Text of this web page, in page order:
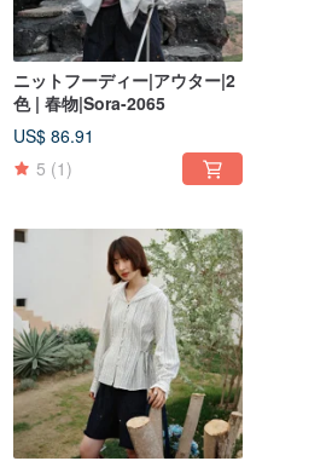
ニットフーディー|アウター|2
色 | 春物|Sora-2065
US$ 86.91
5 (1)